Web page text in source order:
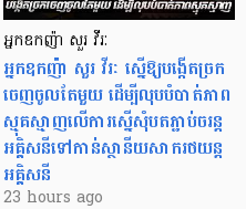
អ្នកឧកញ៉ា សួរ វីរៈ
អ្នកឧកញ៉ា សួរ វីរៈ ស្នើឱ្យបង្កើតច្រក
ចេញចូលតែមួយ ដើម្បីលុបបំបាត់ភាព
ស្មុគស្មាញលើការស្នើសុំបតភ្ជាប់ចរន្ត
អគ្គិសនីទៅកាន់ស្ថានីយសាករថយន្ត
អគ្គិសនី
23 hours ago